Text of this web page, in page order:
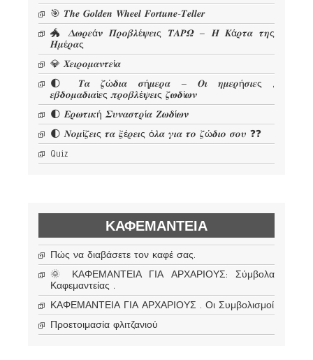
🎯 𝑻𝒉𝒆 𝑮𝒐𝒍𝒅𝒆𝒏 𝑾𝒉𝒆𝒆𝒍 𝑭𝒐𝒓𝒕𝒖𝒏𝒆-𝑻𝒆𝒍𝒍𝒆𝒓
🐲 𝜟𝝎𝝆𝜺ά𝝂 𝜫𝝆𝝄𝜷𝝀έ𝝍𝜺𝜾ς 𝜯𝜜𝜬𝜴 – 𝜢 𝜥ά𝝆𝝉𝜶 𝝉𝜼ς
𝜢𝝁έ𝝆𝜶ς
💎 𝜲𝜺𝜾𝝆𝝄𝝁𝜶𝝂𝝉𝜺ί𝜶
🌓 𝜯𝜶 𝜻ώ𝜹𝜾𝜶 𝝈ή𝝁𝜺𝝆𝜶 – 𝜪𝜾 𝜼𝝁𝜺𝝆ή𝝈𝜾𝜺ς ,
𝜺𝜷𝜹𝝄𝝁𝜶𝜹𝜾𝜶ί𝜺ς 𝝅𝝆𝝄𝜷𝝀έ𝝍𝜺𝜾ς 𝜻𝝎𝜹ί𝝎𝝂
🌓 𝜠𝝆𝝎𝝉𝜾𝜿ή 𝜮𝝊𝝂𝜶𝝈𝝉𝝆ί𝜶 𝜡𝝎𝜹ί𝝎𝝂
🌓 𝜨𝝄𝝁ί𝜻𝜺𝜾ς 𝝉𝜶 𝝃έ𝝆𝜺𝜾ς ό𝝀𝜶 𝜸𝜾𝜶 𝝉𝝄 𝜻ώ𝜹𝜾𝝄 𝝈𝝄𝝊 ❓❓
Quiz
ΚΑΦΕΜΑΝΤΕΊΑ
Πώς να διαβάσετε τον καφέ σας.
🌞 ΚΑΦΕΜΑΝΤΕΙΑ ΓΙΑ ΑΡΧΑΡΙΟΥΣ: Σύμβολα
Καφεμαντείας .
ΚΑΦΕΜΑΝΤΕΙΑ ΓΙΑ ΑΡΧΑΡΙΟΥΣ . Οι Συμβολισμοί
Προετοιμασία φλιτζανιού